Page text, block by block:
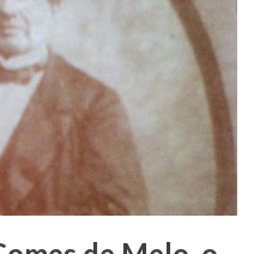
e depois de uma
que renegam suas
passado, orgulhava-se
tendo incontáveis vezes
de seu horário normal em